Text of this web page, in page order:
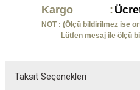
Kargo
:
NOT : (Ölçü bildirilmez ise
Lütfen mesaj ile ölçü
Taksit Seçenekleri